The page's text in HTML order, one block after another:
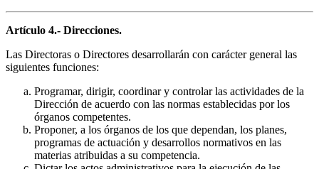
Artículo 4.- Direcciones.
Las Directoras o Directores desarrollarán con carácter general las
siguientes funciones:
Programar, dirigir, coordinar y controlar las actividades de la
Dirección de acuerdo con las normas establecidas por los
órganos competentes.
Proponer, a los órganos de los que dependan, los planes,
programas de actuación y desarrollos normativos en las
materias atribuidas a su competencia.